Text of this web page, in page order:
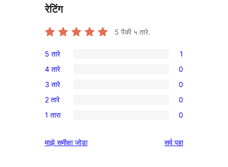
रेटिंग
5 पैकी ५ तारे.
1
5-
तारांकित
पुनरावलोकन
5 तारे 1
0
4-
तारांकित
परीक्षणे
4 तारे 0
0
3-
तारांकित
3 तारे 0
0
2-
परीक्षणे
2 तारे 0
0
तारांकित
1 तारा 0
माझे समीक्षा जोडा सर्वपुनरावलोकने
पहा